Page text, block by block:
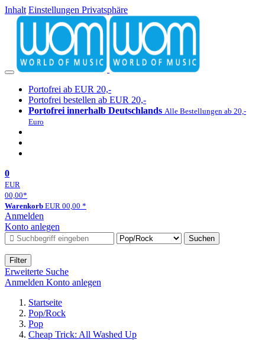
Inhalt Einstellungen Privatsphäre
Portofrei ab EUR 20,-
Portofrei bestellen ab EUR 20,-
Portofrei innerhalb Deutschlands Alle Bestellungen ab 20,-
Euro
0
EUR
00,00*
Warenkorb EUR 00,00 *
Anmelden
Konto anlegen
Suchen
Filter
Erweiterte Suche
Anmelden Konto anlegen
Startseite
Pop/Rock
Pop
Cheap Trick: All Washed Up